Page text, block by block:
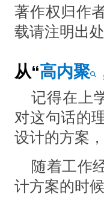
著作权归作
载请注明出处
从“高内聚
记得在上
对这句话的
设计的⽅案
随着⼯作
计⽅案的时